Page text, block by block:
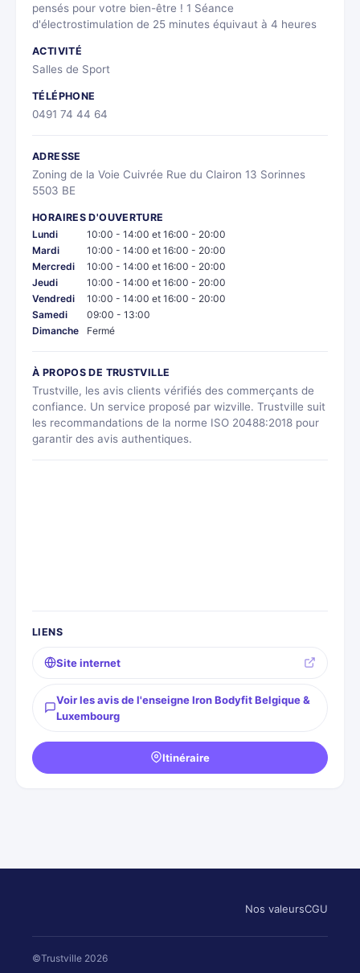
pensés pour votre bien-être ! 1 Séance
d'électrostimulation de 25 minutes équivaut à 4 heures
ACTIVITÉ
Salles de Sport
TÉLÉPHONE
0491 74 44 64
ADRESSE
Zoning de la Voie Cuivrée Rue du Clairon 13 Sorinnes
5503 BE
HORAIRES D'OUVERTURE
Lundi
10:00 - 14:00 et 16:00 - 20:00
Mardi
10:00 - 14:00 et 16:00 - 20:00
Mercredi
10:00 - 14:00 et 16:00 - 20:00
Jeudi
10:00 - 14:00 et 16:00 - 20:00
Vendredi
10:00 - 14:00 et 16:00 - 20:00
Samedi
09:00 - 13:00
Dimanche
Fermé
À PROPOS DE TRUSTVILLE
Trustville, les avis clients vérifiés des commerçants de
confiance. Un service proposé par wizville. Trustville suit
les recommandations de la norme ISO 20488:2018 pour
garantir des avis authentiques.
LIENS
Site internet
Voir les avis de l'enseigne Iron Bodyfit Belgique &
Luxembourg
Itinéraire
Nos valeursCGU
©Trustville 2026